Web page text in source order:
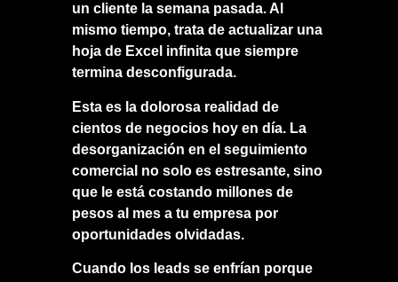
un cliente la semana pasada. Al
mismo tiempo, trata de actualizar una
hoja de Excel infinita que siempre
termina desconfigurada.
Esta es la dolorosa realidad de
cientos de negocios hoy en día. La
desorganización en el seguimiento
comercial no solo es estresante, sino
que le está costando millones de
pesos al mes a tu empresa por
oportunidades olvidadas.
Cuando los leads se enfrían porque